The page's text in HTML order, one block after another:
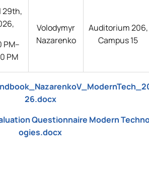
29th,
PM–
PM
Volodymyr
Nazarenko
Auditorium 206,
Campus 15
26.docx
Questionnaire Modern
ogies.docx